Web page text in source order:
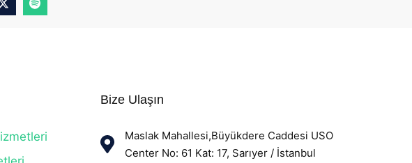
Bize Ulaşın
Maslak Mahallesi,Büyükdere Caddesi USO
Center No: 61 Kat: 17, Sarıyer / İstanbul